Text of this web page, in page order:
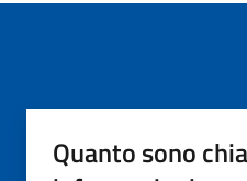
Quanto sono